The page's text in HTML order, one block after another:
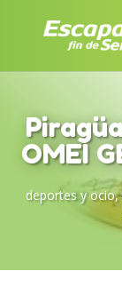
OMEI
deportes y ocio,